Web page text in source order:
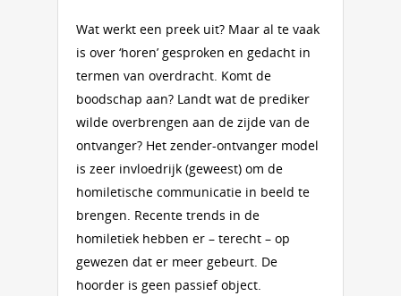
Wat werkt een preek uit? Maar al te vaak
is over ‘horen’ gesproken en gedacht in
termen van overdracht. Komt de
boodschap aan? Landt wat de prediker
wilde overbrengen aan de zijde van de
ontvanger? Het zender-ontvanger model
is zeer invloedrijk (geweest) om de
homiletische communicatie in beeld te
brengen. Recente trends in de
homiletiek hebben er – terecht – op
gewezen dat er meer gebeurt. De
hoorder is geen passief object.